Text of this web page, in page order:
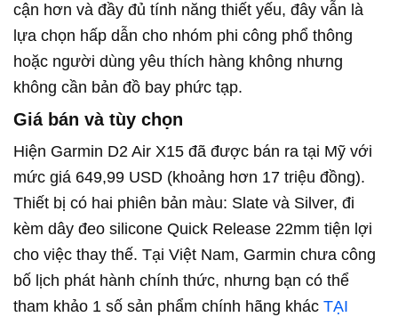
cận hơn và đầy đủ tính năng thiết yếu, đây vẫn là
lựa chọn hấp dẫn cho nhóm phi công phổ thông
hoặc người dùng yêu thích hàng không nhưng
không cần bản đồ bay phức tạp.
Giá bán và tùy chọn
Hiện Garmin D2 Air X15 đã được bán ra tại Mỹ với
mức giá 649,99 USD (khoảng hơn 17 triệu đồng).
Thiết bị có hai phiên bản màu: Slate và Silver, đi
kèm dây đeo silicone Quick Release 22mm tiện lợi
cho việc thay thế. Tại Việt Nam, Garmin chưa công
bố lịch phát hành chính thức, nhưng bạn có thể
tham khảo 1 số sản phẩm chính hãng khác TẠI